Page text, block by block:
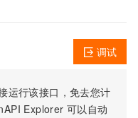
运行该接口，免去您计
Explorer 可以自动
调试